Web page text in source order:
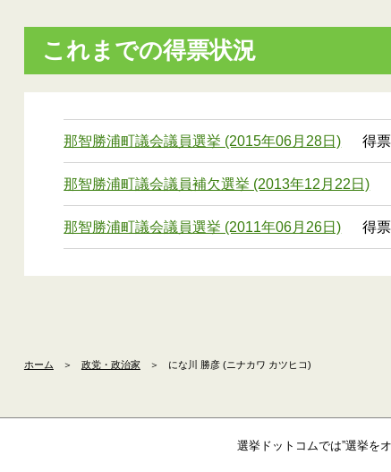
これまでの得票状況
那智勝浦町議会議員選挙 (2015年06月28日) 得
那智勝浦町議会議員補欠選挙 (2013年12月22日)
那智勝浦町議会議員選挙 (2011年06月26日) 得
ホーム ＞ 政党・政治家 ＞ にな川 勝彦 (ニナカワ カツヒコ)
選挙ドットコムでは”選挙を